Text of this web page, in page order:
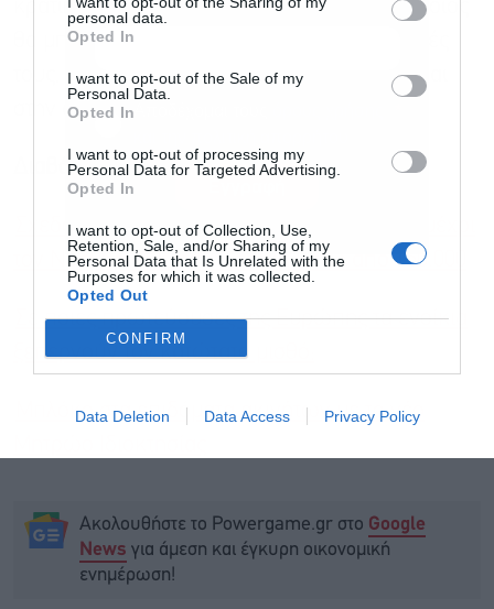
personal data.
Opted In
I want to opt-out of the Sale of my
Personal Data.
Opted In
I want to opt-out of processing my
Personal Data for Targeted Advertising.
Opted In
I want to opt-out of Collection, Use,
Retention, Sale, and/or Sharing of my
Personal Data that Is Unrelated with the
Purposes for which it was collected.
Opted Out
CONFIRM
Data Deletion Data Access Privacy Policy
κρατικός πόλος στην αγορά κατοικιών, ο οποίος
θα μπορούσε να πιέσει προς τα κάτω τις τιμές
τους, τόσο όσον αφορά την ενοικίαση, όσο και
στην απόκτηση τους.
Διαβάστε επίσης
Σχεδόν 12.000 κατοικίες σε πλειστηριασμό μέχρι
τον Νοέμβριο, 7 στα 10 σπίτια κάτω από 150.000
Σε ποιες πρωτεύουσες της Ευρώπης τα ενοίκια
ξεπερνούν τον κατώτατο μισθό;
Μπλόκο στα επιδόματα ακινήτων με το νέο
Ακολουθήστε το Powergame.gr στο Google
News για άμεση και έγκυρη οικονομική
ενημέρωση!
Αποδέχομαι τους